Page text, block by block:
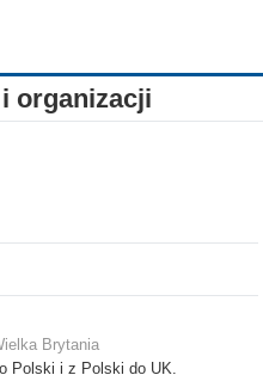
organizacji
Brytania
Polski i z Polski do UK.